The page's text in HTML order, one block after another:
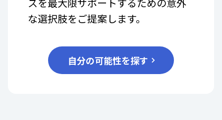
な選択肢をご提案します。
自分の可能性を探す